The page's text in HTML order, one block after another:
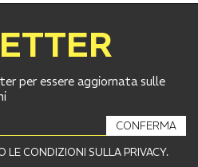
per essere aggiornata sulle
LE CONDIZIONI SULLA PRIVACY.
CONFERMA